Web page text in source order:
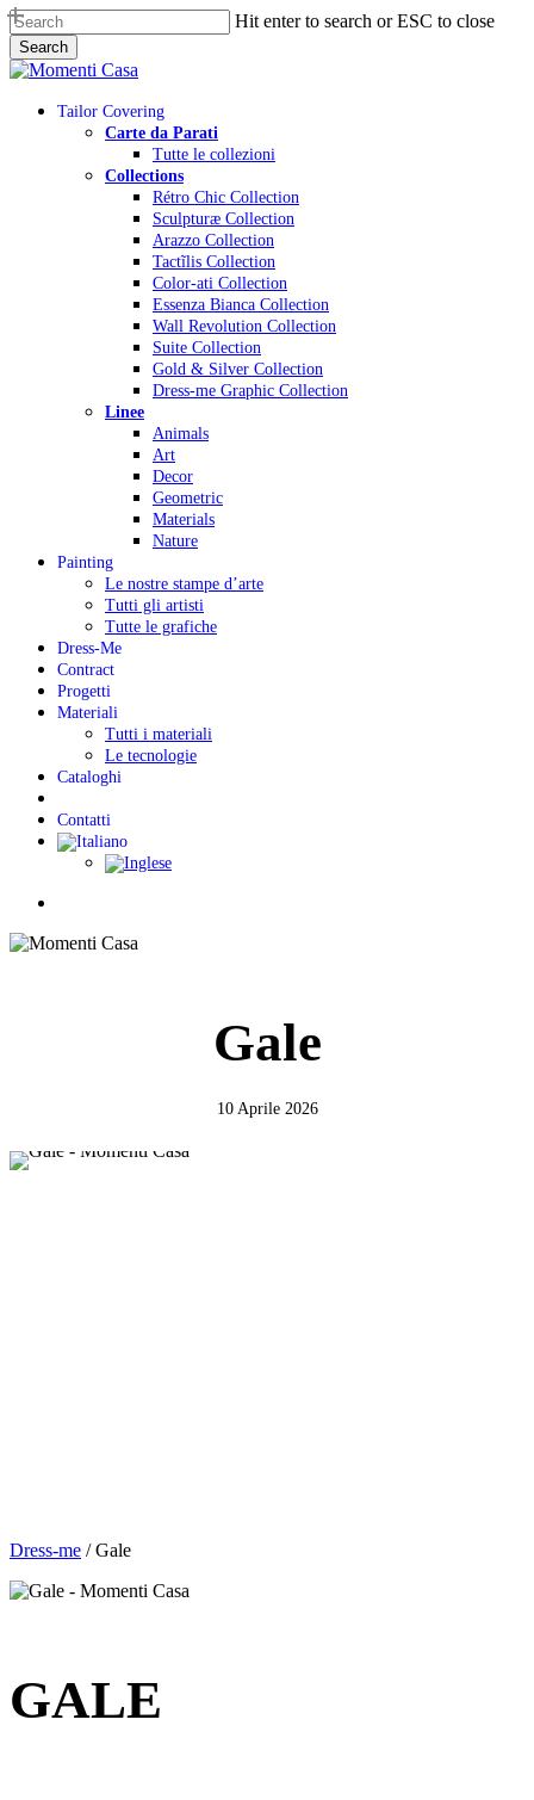
Skip
to
main
content
Hit enter to search or ESC to close
Search
Close
Menu
Tailor Covering
Carte da Parati
Tutte le collezioni
Collections
Rétro Chic Collection
Sculpturæ Collection
Arazzo Collection
Tactĩlis Collection
Color-ati Collection
Essenza Bianca Collection
Wall Revolution Collection
Suite Collection
Gold & Silver Collection
Dress-me Graphic Collection
Linee
Animals
Art
Decor
Geometric
Materials
Nature
Painting
Le nostre stampe d’arte
Tutti gli artisti
Tutte le grafiche
Dress-Me
Contract
Progetti
Materiali
Tutti i materiali
Le tecnologie
Cataloghi
Contatti
Gale
10 Aprile 2026
Dress-me / Gale
GALE